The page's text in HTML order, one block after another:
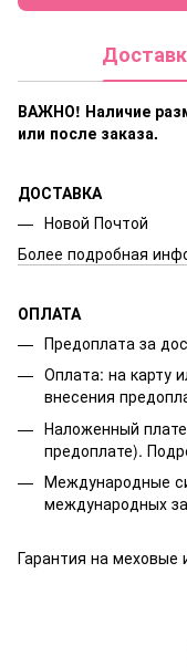
ВАЖНО! Наличие
или после заказа.
ДОСТАВКА
Новой Почтой
Более подробная
ОПЛАТА
Предоплата за
Оплата: на карту
внесения
Наложенный
предоплате).
Международные
международных
Гарантия на меховые